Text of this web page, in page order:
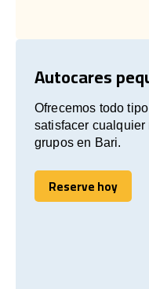
Autocares
Ofrecemos todo
satisfacer
grupos en Bari.
Reserve hoy
Reserve hoy